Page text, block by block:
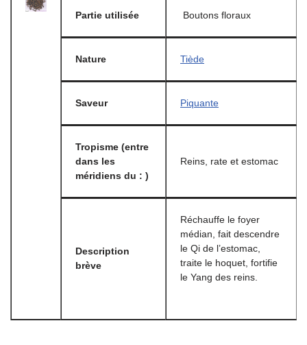
Partie utilisée Boutons floraux
Nature Tiède
Saveur Piquante
Tropisme (entre
dans les
méridiens du : )
Reins, rate et estomac
Description
brève
Réchauffe le foyer
médian, fait descendre
le Qi de l’estomac,
traite le hoquet, fortifie
le Yang des reins.